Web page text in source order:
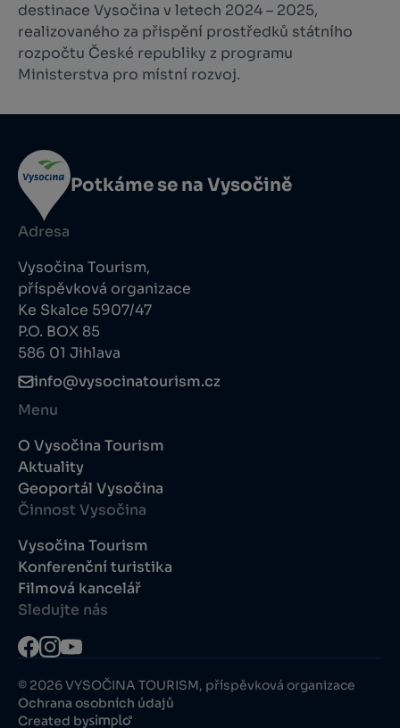
destinace Vysočina v letech 2024 – 2025,
realizovaného za přispění prostředků státního
rozpočtu České republiky z programu
Ministerstva pro místní rozvoj.
Potkáme se na Vysočině
Adresa
Vysočina Tourism,
příspěvková organizace
Ke Skalce 5907/47
P.O. BOX 85
586 01 Jihlava
info@vysocinatourism.cz
Menu
O Vysočina Tourism
Aktuality
Geoportál Vysočina
Činnost Vysočina
Vysočina Tourism
Konferenční turistika
Filmová kancelář
Sledujte nás
© 2026 VYSOČINA TOURISM, příspěvková organizace
Ochrana osobních údajů
Created by